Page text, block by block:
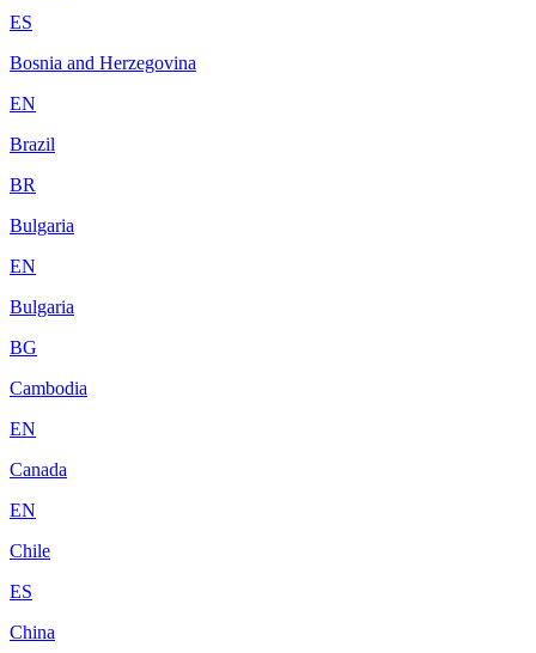
ES
Bosnia and Herzegovina
EN
Brazil
BR
Bulgaria
EN
Bulgaria
BG
Cambodia
EN
Canada
EN
Chile
ES
China